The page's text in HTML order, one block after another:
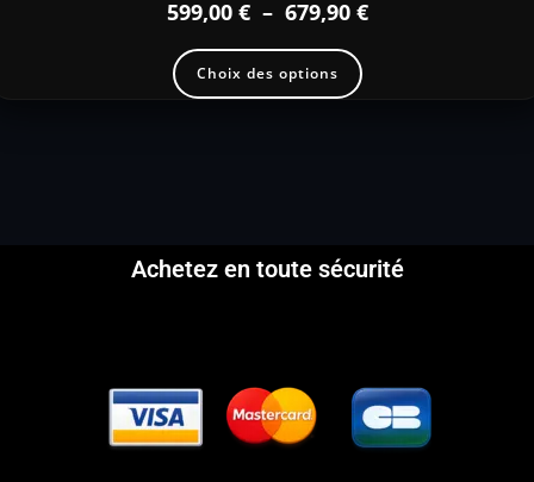
599,00 € – 679,90 €
Choix des options
Achetez en toute sécurité